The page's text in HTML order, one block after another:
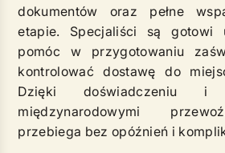
dokumentów oraz pełne
etapie. Specjaliści są gotowi
pomóc w przygotowaniu
kontrolować dostawę do
Dzięki doświadczeniu i
międzynarodowymi
przebiega bez opóźnień i